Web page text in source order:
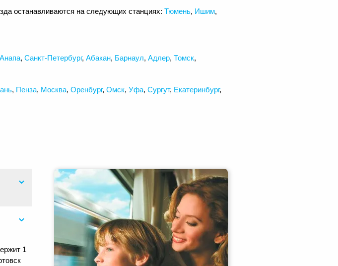
останавливаются на следующих станциях: Тюмень, Ишим,
Анапа, Санкт-Петербург, Абакан, Барнаул, Адлер, Томск,
, Пенза, Москва, Оренбург, Омск, Уфа, Сургут, Екатеринбург,
1